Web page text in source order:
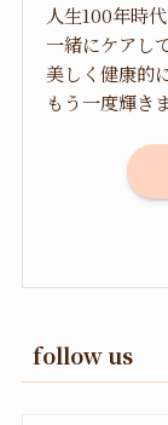
人生100年時
一緒にケアし
美しく健康的
もう一度輝き
follow us